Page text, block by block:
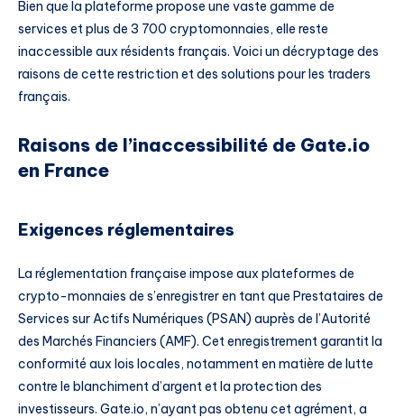
Bien que la plateforme propose une vaste gamme de
services et plus de 3 700 cryptomonnaies, elle reste
inaccessible aux résidents français. Voici un décryptage des
raisons de cette restriction et des solutions pour les traders
français.
Raisons de l’inaccessibilité de Gate.io
en France
Exigences réglementaires
La réglementation française impose aux plateformes de
crypto-monnaies de s’enregistrer en tant que Prestataires de
Services sur Actifs Numériques (PSAN) auprès de l’Autorité
des Marchés Financiers (AMF). Cet enregistrement garantit la
conformité aux lois locales, notamment en matière de lutte
contre le blanchiment d’argent et la protection des
investisseurs. Gate.io, n’ayant pas obtenu cet agrément, a